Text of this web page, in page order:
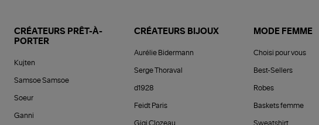
CRÉATEURS PRÊT-À-
PORTER
Kujten
Samsoe Samsoe
Soeur
Ganni
CRÉATEURS BIJOUX
Aurélie Bidermann
Serge Thoraval
d1928
Feidt Paris
Gigi Clozeau
MODE FEMME
Choisi pour vous
Best-Sellers
Robes
Baskets femme
Sweatshirt